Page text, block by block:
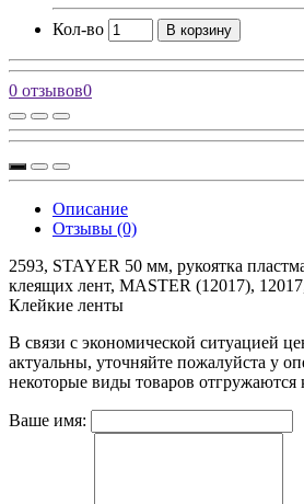
Кол-во В корзину
0 отзывов0
Описание
Отзывы (0)
2593, STAYER 50 мм, рукоятка
клеящих лент, MASTER (12017),
Клейкие ленты
В связи с экономической ситуацией
актуальны, уточняйте пожалуйста у
некоторые виды товаров отгружаются
Ваше имя: